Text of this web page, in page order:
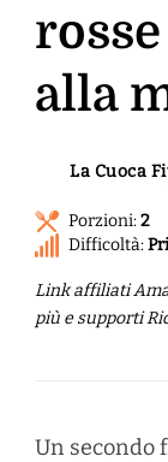
alla
La Cuoca
Porzioni:2
Difficoltà:
Link affiliati
più e supporti
Un secondo